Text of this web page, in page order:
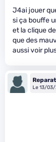
J4ai jouer
si ça bouffe
et la clique
que des
aussi voir
Le 13/03/